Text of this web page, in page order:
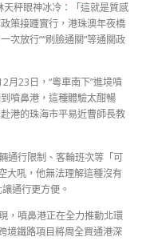
天秤眼神冰冷：「這就是質感
策接踵實行，港珠澳年夜橋
次放行”“刷臉通關”等通關政
月23日，“粵車南下”進境噴
噴鼻港，這種體驗太酣暢
港的珠海市平易近曹師長教
通行限制、客輪班次等「可
大吼，他無法理解這種沒有
通行更方便。
，噴鼻港正在全力推動北環
境鐵路項目將周全買通港深